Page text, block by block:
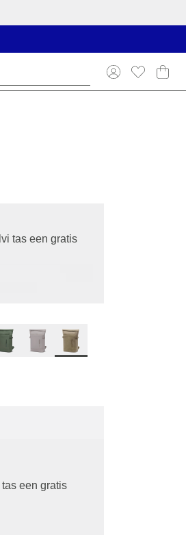
tas een gratis
een gratis